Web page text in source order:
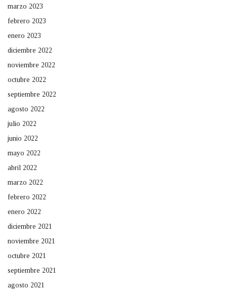
marzo 2023
febrero 2023
enero 2023
diciembre 2022
noviembre 2022
octubre 2022
septiembre 2022
agosto 2022
julio 2022
junio 2022
mayo 2022
abril 2022
marzo 2022
febrero 2022
enero 2022
diciembre 2021
noviembre 2021
octubre 2021
septiembre 2021
agosto 2021